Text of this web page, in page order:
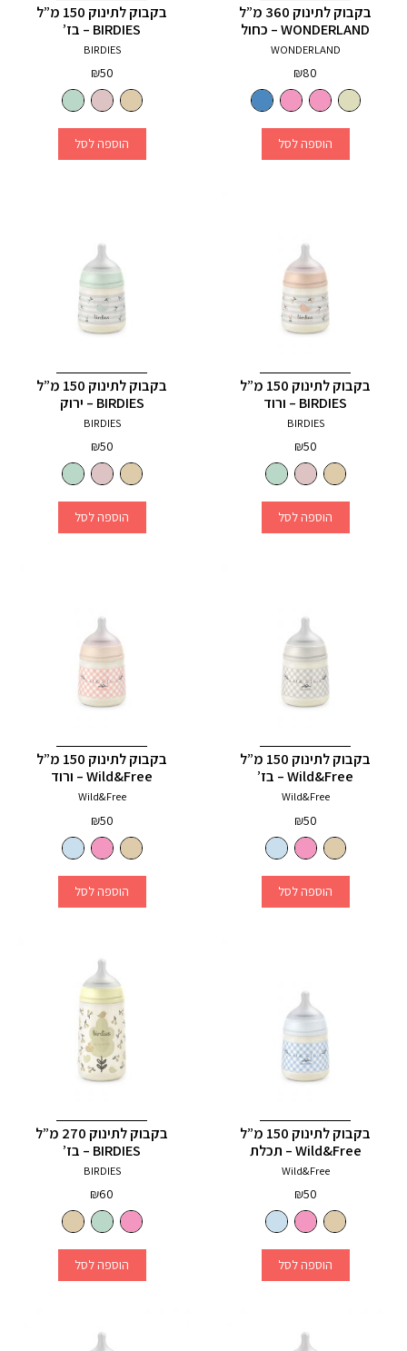
בקבוק לתינוק 360 מ”ל
WONDERLAND – כחול
WONDERLAND
₪80
הוספה לסל
בקבוק לתינוק 150 מ”ל
BIRDIES – בז’
BIRDIES
₪50
הוספה לסל
בקבוק לתינוק 150 מ”ל
BIRDIES – ורוד
BIRDIES
₪50
הוספה לסל
בקבוק לתינוק 150 מ”ל
BIRDIES – ירוק
BIRDIES
₪50
הוספה לסל
בקבוק לתינוק 150 מ”ל
Wild&Free – בז’
Wild&Free
₪50
הוספה לסל
בקבוק לתינוק 150 מ”ל
Wild&Free – ורוד
Wild&Free
₪50
הוספה לסל
בקבוק לתינוק 150 מ”ל
Wild&Free – תכלת
Wild&Free
₪50
הוספה לסל
בקבוק לתינוק 270 מ”ל
BIRDIES – בז’
BIRDIES
₪60
הוספה לסל